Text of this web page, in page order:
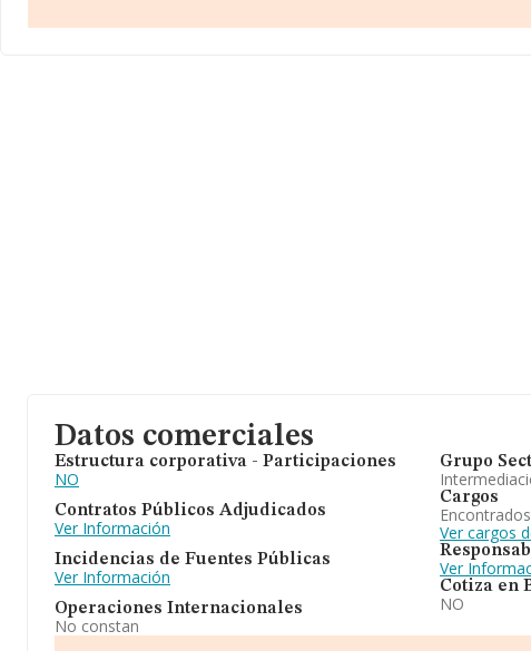
2375 empresas, con ventas de 2.685 millones de euros. Con el fin de
Datos comerciales
Estructura corporativa - Participaciones
NO
Contratos Públicos Adjudicados
Ver Información
Incidencias de Fuentes Públicas
Ver Información
Operaciones Internacionales
No constan
Grupo
Cargos
Ver cargos
Ver
Cotiza en
NO